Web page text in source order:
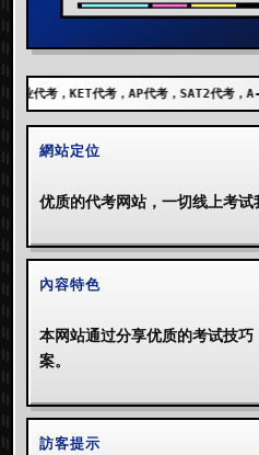
AP代考，SAT2代考，A-LEVEL代考
網站定位
优质的代考网站，一切线上考试
內容特色
本网站通过分享优质的考试技
案。
訪客提示